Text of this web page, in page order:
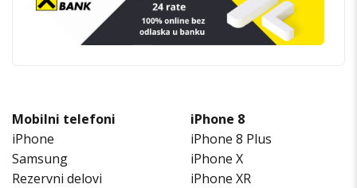
Mobilni telefoni
iPhone
Samsung
Rezervni delovi
iPhone 8
iPhone 8 Plus
iPhone X
iPhone XR